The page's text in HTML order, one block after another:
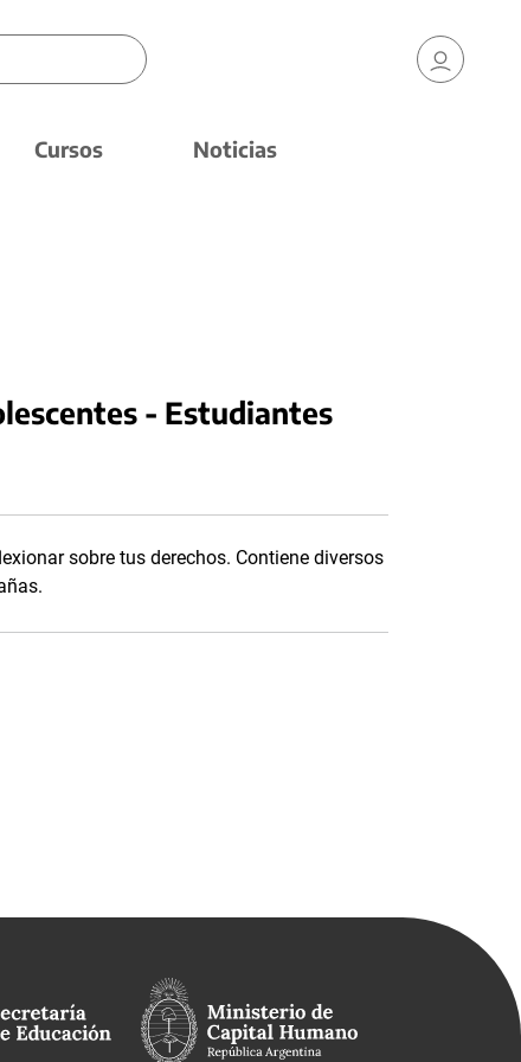
Cursos Noticias
- Estudiantes
sobre tus derechos. Contiene diversos